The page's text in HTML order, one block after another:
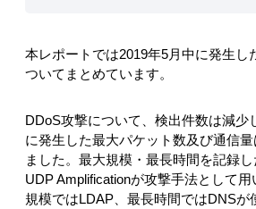
本レポートでは2019年5月中に発生し
ついてまとめています。
DDoS攻撃について、検出件数は減少
に発生した最大パケット数及び通信
ました。最大規模・最長時間を記録
UDP Amplificationが攻撃手法として
規模ではLDAP、最長時間ではDNSが